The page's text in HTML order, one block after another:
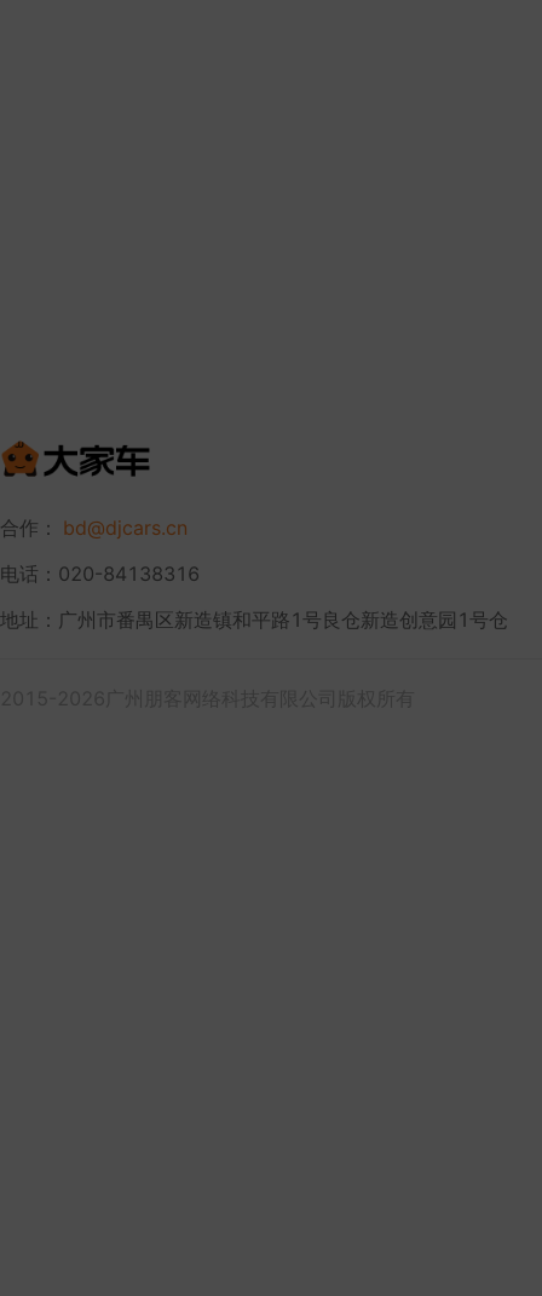
合作： bd@djcars.cn
电话：020-84138316
地址：广州市番禺区新造镇和平路1号良仓新造创意园1号仓